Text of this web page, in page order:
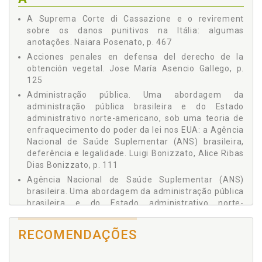
Roberta Soares da Silva
Rodrigo Polanco Lazo
Tatsiana Ushakova
Thiago Serrano Pinheiro de Souza
Tiago Martinez
Vanessa Aparecida de Souza Fontana
Vinicius Figueiredo Chaves
e Legalidade / Luigi Bonizzato, Alice Ribas Dias Bonizzato, p.
111
Acciones Penales en Defensa del Derecho de la Obtención
Vegetal / Jose María Asencio Gallego, p. 125
Bem Jurídico no Direito Penal Econômico: uma Abordagem
Criminológico-Crítica / Mário Luiz Ramidoff, Luísa Munhoz
Bürgel Ramidoff, p. 141
El Caso Barbulescu y su Impacto en la Jurisprudencia
Constitucional / Antonio Felipe D. Jiménez, p. 163
Extrafiscalidade dos Impostos e Princípio do Não Confisco no
Brasil / Flávio de Azambuja Berti, p. 181
Microcefalia: Retrato (In)Eficiente do Sistema de Proteção
Social Brasileiro / Roberta Soares da Silva, Carla Benedetti de
O. Andrade, p. 201
Planejamento de Longo Prazo e a Justiça Intergeracional /
Jozélia Nogueira, José Maurício Conti, p. 217
Outsiders e Desvio no Trânsito: por uma Política Pública
Criminal? / Vanessa Fontana, p. 233
El Reflejo de los Contratos (Aparentemente) Simulados en
Contabilidad: el Caso de las Operaciones con Partes
Vinculadas / Francisco Javier Sosa Álvarez, Ana Isabel
A Suprema Corte di Cassazione e o revirement
sobre os danos punitivos na Itália: algumas
anotações. Naiara Posenato, p. 467
Acciones penales en defensa del derecho de la
obtención vegetal. Jose María Asencio Gallego, p.
125
Administração pública. Uma abordagem da
administração pública brasileira e do Estado
administrativo norte-americano, sob uma teoria de
enfraquecimento do poder da lei nos EUA: a Agência
Nacional de Saúde Suplementar (ANS) brasileira,
deferência e legalidade. Luigi Bonizzato, Alice Ribas
Dias Bonizzato, p. 111
Agência Nacional de Saúde Suplementar (ANS)
brasileira. Uma abordagem da administração pública
brasileira e do Estado administrativo norte-
poder da lei nos EUA: a Agência Nacional de Saúde
Suplementar (ANS) brasileira, deferência e
RECOMENDAÇÕES